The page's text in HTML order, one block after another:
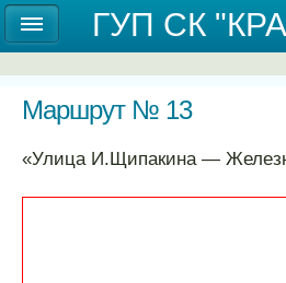
Государственное
Ставропольского
Маршрут № 13
«Улица И.Щипакина ―
ГУП СК